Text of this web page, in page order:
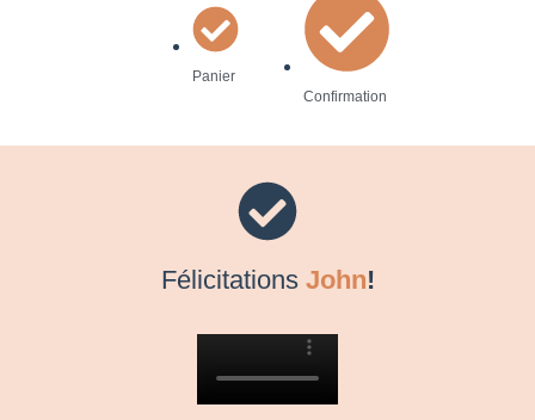
Panier
Confirmation
Félicitations John!